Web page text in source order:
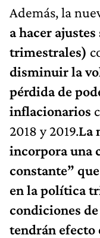
Además, la
a hacer
trimestrales)
disminuir la
pérdida de
inflacionarios
2018 y 2019.La
incorpora una
constante”
en la política
condiciones
tendrán